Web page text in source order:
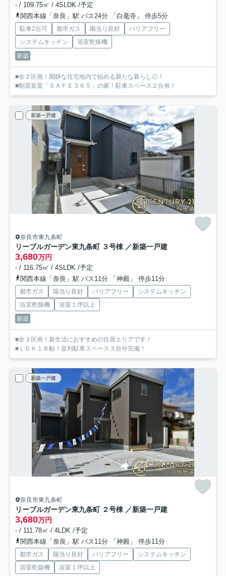
- / 109.75㎡ / 4SLDK /予定
関西本線「奈良」駅 バス24分 「白毫寺」 停歩5分
駐車2台可 都市ガス 陽当り良好
バリアフリー
システムキッチン
浴室乾燥機
新築
■全２区画！閑静な住宅地内で始める新たな暮らし◎！
■制震装置「ＳＡＦＥ３６５」の家！駐車スペース２台有！
新築一戸建
奈良市東九条町
リーブルガーデン東九条町 ３号棟 ／新築一戸建
3,680万円
- / 116.75㎡ / 4SLDK /予定
関西本線「奈良」駅 バス11分 「神殿」 停歩11分
都市ガス 陽当り良好 バリアフリー
システムキッチン
浴室乾燥機
浴室１坪以上
新築
■全３区画！新生活におすすめの住居エリアです！
■ＬＤＫ１８帖！並列駐車スペース３台分完備！
新築一戸建
奈良市東九条町
リーブルガーデン東九条町 ２号棟 ／新築一戸建
3,680万円
- / 111.78㎡ / 4LDK /予定
関西本線「奈良」駅 バス11分 「神殿」 停歩11分
都市ガス 陽当り良好 バリアフリー
システムキッチン
浴室乾燥機
浴室１坪以上